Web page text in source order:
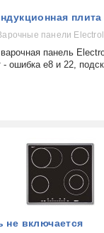
плита
панели
панель
ошибка е8 и 22,
не включается